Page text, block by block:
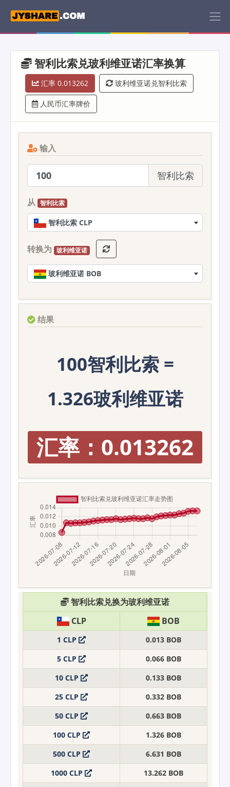
智利比索兑玻利维亚诺汇率换算
汇率 0.013262 玻利维亚诺兑智利比索
人民币汇率牌价
输入
智利比索
从 智利比索
智利比索 CLP
转换为 玻利维亚诺
玻利维亚诺 BOB
结果
100智利比索 =
1.326玻利维亚诺
汇率：0.013262
智利比索兑换为玻利维亚诺
CLP
BOB
1 CLP
0.013 BOB
5 CLP
0.066 BOB
10 CLP
0.133 BOB
25 CLP
0.332 BOB
50 CLP
0.663 BOB
100 CLP
1.326 BOB
500 CLP
6.631 BOB
1000 CLP
13.262 BOB